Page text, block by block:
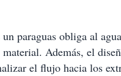
paraguas obliga al
Además, el
el flujo hacia los